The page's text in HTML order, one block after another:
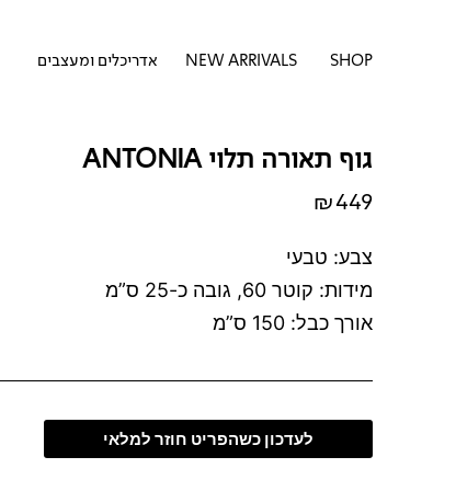
SHOP פתח SHOPNEW ARRIVALS אדריכלים ומעצבים
גוף תאורה תלוי ANTONIA
₪449
צבע: טבעי
מידות: קוטר 60, גובה כ-25 ס”מ
אורך כבל: 150 ס”מ
לעדכון כשהפריט חוזר למלאי